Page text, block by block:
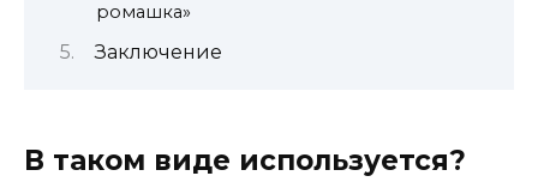
ромашка»
Заключение
В таком виде используется?